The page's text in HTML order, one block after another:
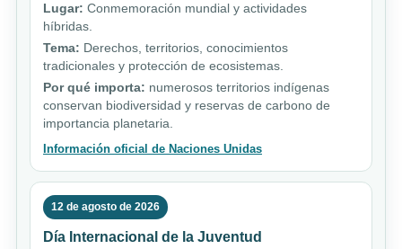
Lugar: Conmemoración mundial y actividades
híbridas.
Tema: Derechos, territorios, conocimientos
tradicionales y protección de ecosistemas.
Por qué importa: numerosos territorios indígenas
conservan biodiversidad y reservas de carbono de
importancia planetaria.
Información oficial de Naciones Unidas
12 de agosto de 2026
Día Internacional de la Juventud